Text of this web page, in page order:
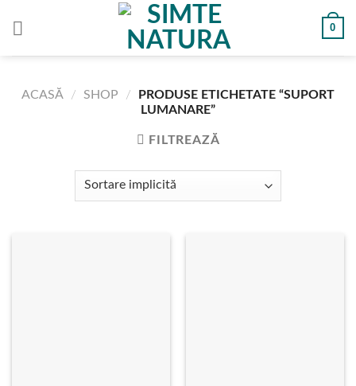
0
ACASĂ / SHOP /
PRODUSE ETICHETATE “SUPORT
LUMANARE”
FILTREAZĂ